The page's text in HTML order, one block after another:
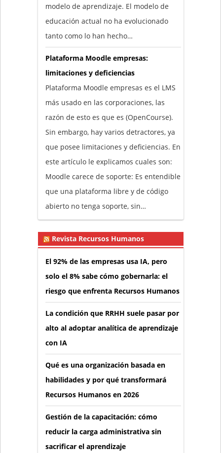
modelo de aprendizaje. El modelo de
educación actual no ha evolucionado
tanto como lo han hecho…
Plataforma Moodle empresas:
limitaciones y deficiencias
Plataforma Moodle empresas es el LMS
más usado en las corporaciones, las
razón de esto es que es (OpenCourse).
Sin embargo, hay varios detractores, ya
que posee limitaciones y deficiencias. En
este artículo le explicamos cuales son:
Moodle carece de soporte: Es entendible
que una plataforma libre y de código
abierto no tenga soporte, sin…
Revista Recursos Humanos
El 92% de las empresas usa IA, pero
solo el 8% sabe cómo gobernarla: el
riesgo que enfrenta Recursos Humanos
La condición que RRHH suele pasar por
alto al adoptar analítica de aprendizaje
con IA
Qué es una organización basada en
habilidades y por qué transformará
Recursos Humanos en 2026
Gestión de la capacitación: cómo
reducir la carga administrativa sin
sacrificar el aprendizaje